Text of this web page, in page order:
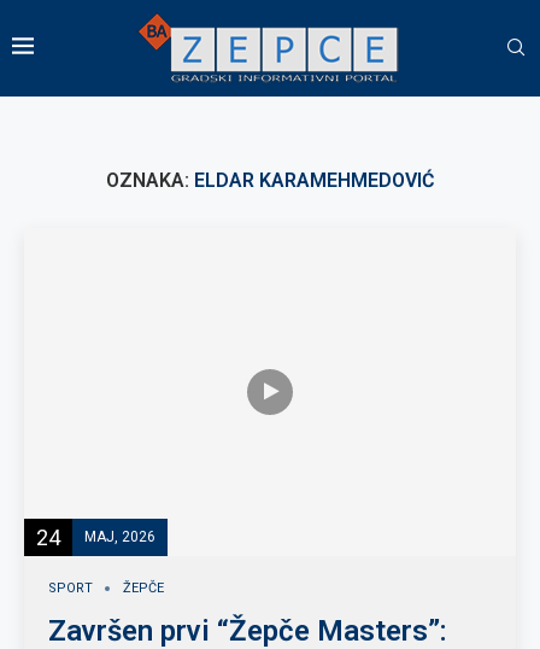
OZNAKA: ELDAR KARAMEHMEDOVIĆ
24 MAJ, 2026
SPORT ŽEPČE
Završen prvi “Žepče Masters”: